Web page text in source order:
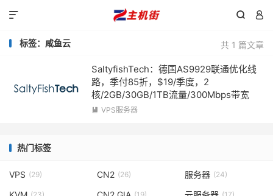
 

共 1 篇文章
标签：咸鱼云
SaltyfishTech：德国AS9929联通优化线
路，季付85折，$19/季度，2
核/2GB/30GB/1TB流量/300Mbps带宽
 VPS服务器
热门标签
VPS (29) CN2 (26) 服务器 (24)